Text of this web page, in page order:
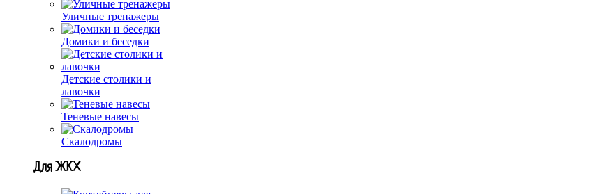
Уличные тренажеры
Домики и беседки
Детские столики и
лавочки
Теневые навесы
Скалодромы
Для ЖКХ